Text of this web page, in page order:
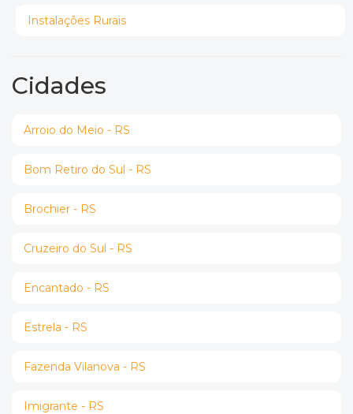
Instalações Rurais
Cidades
Arroio do Meio - RS
Bom Retiro do Sul - RS
Brochier - RS
Cruzeiro do Sul - RS
Encantado - RS
Estrela - RS
Fazenda Vilanova - RS
Imigrante - RS